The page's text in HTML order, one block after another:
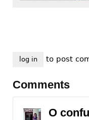
log in to post
Comments
O